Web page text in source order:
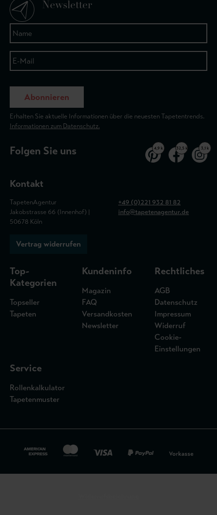
Newsletter
Abonnieren
Erhalten Sie aktuelle Informationen über die neuesten Tapetentrends.
Informationen zum Datenschutz.
Folgen Sie uns 4,9 k 32,5 k 3,1 k
Kontakt
TapetenAgentur
Jakobstrasse 66 (Innenhof) |
50678 Köln
+49 (0)221 932 81 82
info@tapetenagentur.de
Vertrag widerrufen
Top-
Kategorien
Topseller
Tapeten
Kundeninfo
Magazin
FAQ
Versandkosten
Newsletter
Rechtliches
AGB
Datenschutz
Impressum
Widerruf
Cookie-
Einstellungen
Service
Rollenkalkulator
Tapetenmuster